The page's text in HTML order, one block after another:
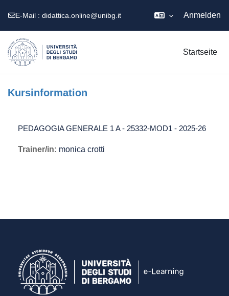
E-Mail : didattica.online@unibg.it Anmelden
Startseite
Kursinformation
PEDAGOGIA GENERALE 1 A - 25332-MOD1 - 2025-26
Trainer/in: monica crotti